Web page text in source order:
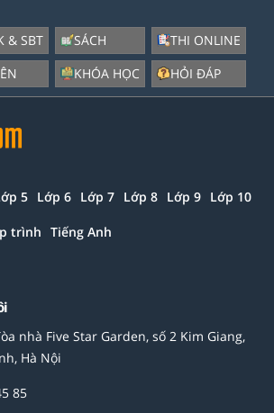
& SBT
SÁCH
KHÓA HỌC
THI ONLINE
HỎI ĐÁP
5 Lớp 6 Lớp 7 Lớp 8 Lớp 9 Lớp 10
trình Tiếng Anh
nhà Five Star Garden, số 2 Kim Giang,
Hà Nội
85